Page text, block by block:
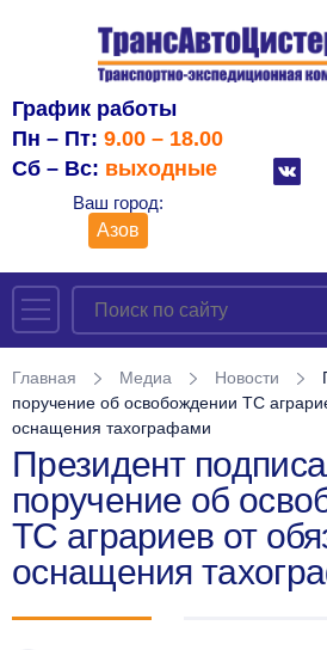
График работы
Пн – Пт: 9.00 – 18.00
Сб – Вс: выходные
Ваш город:
Азов
Главная Медиа Новости
поручение об освобождении ТС
оснащения тахографами
Президент
поручение об
ТС аграриев от
оснащения